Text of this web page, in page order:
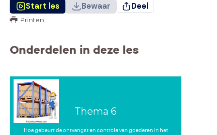
Start les Bewaar Deel
Printen
Onderdelen in deze les
Thema 6
Hoe gebeurt de ontvangst en controle van goederen in het